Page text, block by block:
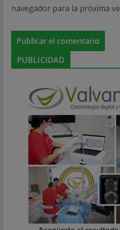
navegador para la próxima
PUBLICIDAD